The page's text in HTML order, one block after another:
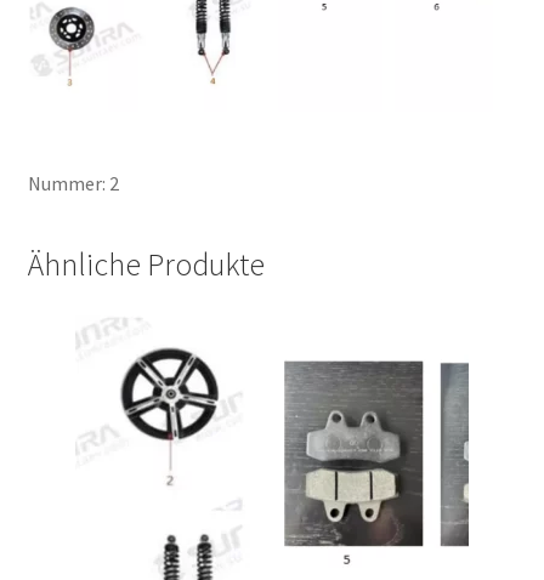
Nummer: 2
Ähnliche Produkte